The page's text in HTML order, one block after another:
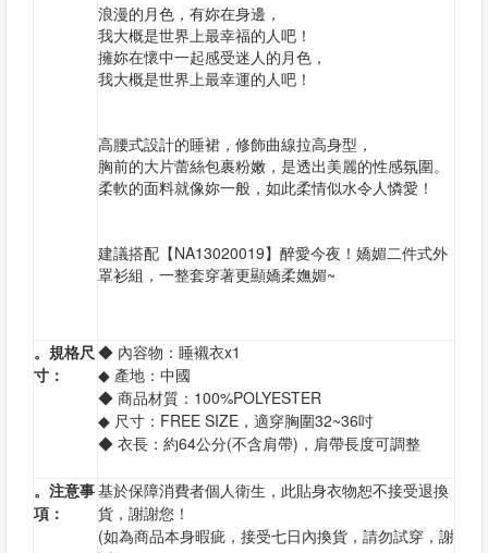
浪漫的月色，有妳在身邊，
我大概是世界上最幸福的人吧！
擁妳在懷中一起感受迷人的月色，
我大概是世界上最幸運的人吧！
高腰式設計的睡裙，修飾曲線拉高身型，
胸前的大片蕾絲包裹粉嫩，是透出美麗的性感氛圍。
柔軟的面料就像妳一般，如此柔情似水令人憐愛！
建議搭配【NA13020019】醉愛今夜！嬌媚二件式外
罩衫組，一整套穿著更顯嬌柔嫵媚~
。規格尺
寸：
◆ 內容物：睡襯衣x1
◆ 產地：中國
◆ 商品材質：100%POLYESTER
◆ 尺寸：FREE SIZE，適穿胸圍32~36吋
◆ 衣長：約64公分(不含肩帶)，肩帶長度可調整
。注意事
項：
基於保障消費者個人衛生，此貼身衣物恕不接受退換
貨，謝謝您！
(如為商品本身暇疵，接受七日內換貨，請勿試穿，謝